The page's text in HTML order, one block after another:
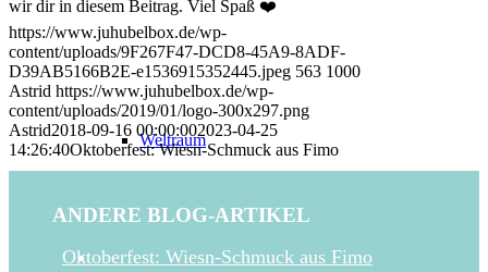
Weltraum
wir dir in diesem Beitrag. Viel Spaß ❤️
https://www.juhubelbox.de/wp-
content/uploads/9F267F47-DCD8-45A9-8ADF-
D39AB5166B2E-e1536915352445.jpeg 563 1000
Astrid https://www.juhubelbox.de/wp-
content/uploads/2019/01/logo-300x297.png
Astrid2018-09-16 00:00:002023-04-25
14:26:40Oktoberfest: Wiesn-Schmuck aus Fimo
ANDERE BLOG-ARTIKEL
Oktoberfest: Wiesn-Schmuck aus Fimo